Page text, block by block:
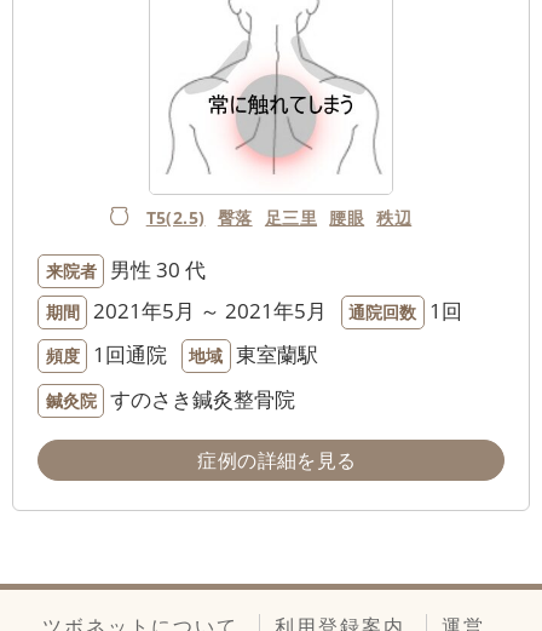
T5(2.5) 臀落 足三里 腰眼 秩辺
来院者 男性 30 代
期間 2021年5月 ～ 2021年5月 通院回数 1回
頻度 1回通院 地域 東室蘭駅
鍼灸院 すのさき鍼灸整骨院
症例の詳細を見る
ツボネットについて 利用登録案内 運営